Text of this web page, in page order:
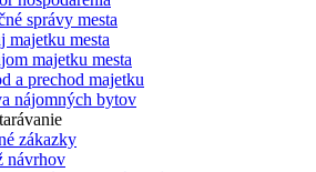
správy mesta
majetku mesta
majetku mesta
a prechod majetku
nájomných bytov
zákazky
návrhov